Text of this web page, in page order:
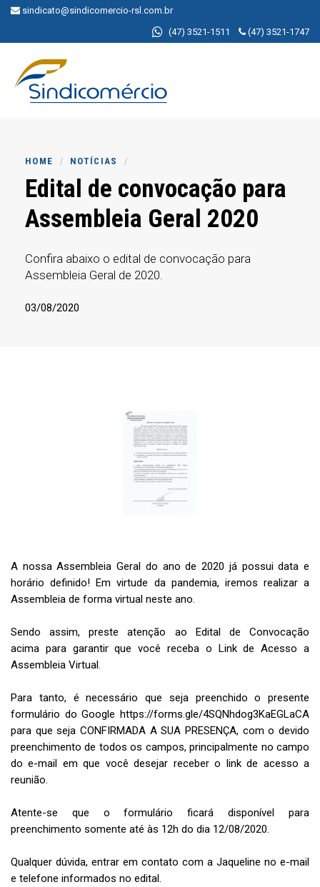
sindicato@sindicomercio-rsl.com.br
(47) 3521-1511
(47) 3521-1747
HOME NOTÍCIAS
Edital de convocação para
Assembleia Geral 2020
Confira abaixo o edital de convocação para
Assembleia Geral de 2020.
03/08/2020
A nossa Assembleia Geral do ano de 2020 já possui data e
horário definido! Em virtude da pandemia, iremos realizar a
Assembleia de forma virtual neste ano.
Sendo assim, preste atenção ao Edital de Convocação
acima para garantir que você receba o Link de Acesso a
Assembleia Virtual.
Para tanto, é necessário que seja preenchido o presente
formulário do Google https://forms.gle/4SQNhdog3KaEGLaCA
para que seja CONFIRMADA A SUA PRESENÇA, com o devido
preenchimento de todos os campos, principalmente no campo
do e-mail em que você desejar receber o link de acesso a
reunião.
Atente-se que o formulário ficará disponível para
preenchimento somente até às 12h do dia 12/08/2020.
Qualquer dúvida, entrar em contato com a Jaqueline no e-mail
e telefone informados no edital.